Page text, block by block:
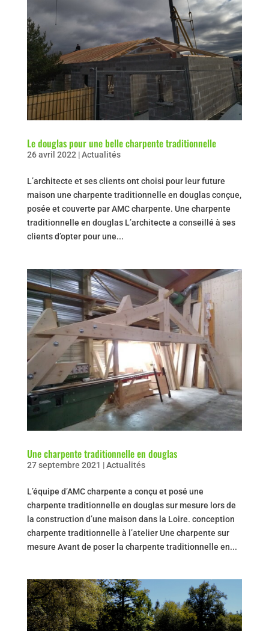
Le douglas pour une belle charpente traditionnelle
26 avril 2022 |Actualités
L’architecte et ses clients ont choisi pour leur future
maison une charpente traditionnelle en douglas conçue,
posée et couverte par AMC charpente. Une charpente
traditionnelle en douglas L’architecte a conseillé à ses
clients d’opter pour une...
Une charpente traditionnelle en douglas
27 septembre 2021 |Actualités
L’équipe d’AMC charpente a conçu et posé une
charpente traditionnelle en douglas sur mesure lors de
la construction d’une maison dans la Loire. conception
charpente traditionnelle à l’atelier Une charpente sur
mesure Avant de poser la charpente traditionnelle en...